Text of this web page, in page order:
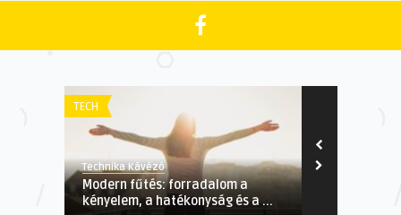
TECH
Technika Kávézó
Modern fűtés: forradalom a
kényelem, a hatékonyság és a ...